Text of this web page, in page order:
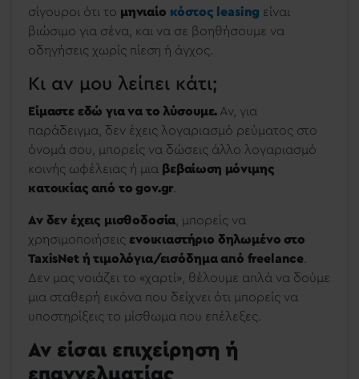
σίγουροι ότι το μηνιαίο κόστος leasing είναι
βιώσιμο για σένα, και να σε βοηθήσουμε να
οδηγήσεις χωρίς πίεση ή άγχος.
Κι αν μου λείπει κάτι;
Είμαστε εδώ για να το λύσουμε. Αν, για
παράδειγμα, δεν έχεις λογαριασμό ρεύματος στο
όνομά σου, μπορείς να δώσεις άλλο λογαριασμό
κοινής ωφέλειας ή μια βεβαίωση μόνιμης
κατοικίας από το gov.gr
Αν δεν έχεις μισθοδοσία , μπορείς να
χρησιμοποιήσεις ενοικιαστήριο δηλωμένο στο
TaxisNet ή τιμολόγια/εισόδημα από freelance
Δεν μας νοιάζει το «χαρτί», θέλουμε απλά να δούμε
μια σταθερή εικόνα που δείχνει ότι μπορείς να
υποστηρίξεις το μίσθωμα που επέλεξες.
Αν είσαι επιχείρηση ή
επαγγελματίας